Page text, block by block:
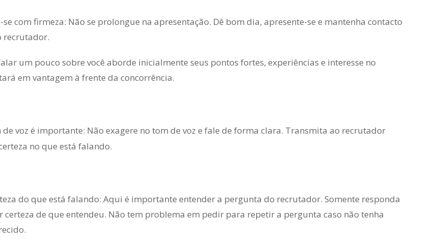
se com firmeza: Não se prolongue na apresentação. Dê bom dia, apresente-se e mantenha contacto
recrutador.
um pouco sobre você aborde inicialmente seus pontos fortes, experiências e interesse no
em vantagem à frente da concorrência.
de voz é importante: Não exagere no tom de voz e fale de forma clara. Transmita ao recrutador
no que está falando.
do que está falando: Aqui é importante entender a pergunta do recrutador. Somente responda
certeza de que entendeu. Não tem problema em pedir para repetir a pergunta caso não tenha